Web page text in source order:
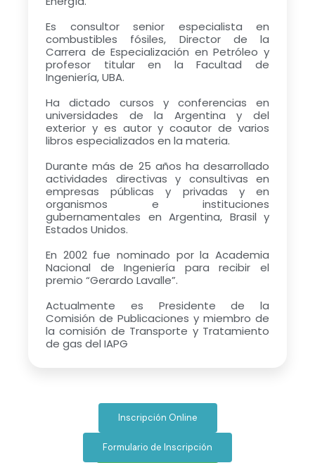
Es consultor senior especialista en
combustibles fósiles, Director de la
Carrera de Especialización en Petróleo y
profesor titular en la Facultad de
Ingeniería, UBA.
Ha dictado cursos y conferencias en
universidades de la Argentina y del
exterior y es autor y coautor de varios
libros especializados en la materia.
Durante más de 25 años ha desarrollado
actividades directivas y consultivas en
empresas públicas y privadas y en
organismos e instituciones
gubernamentales en Argentina, Brasil y
Estados Unidos.
En 2002 fue nominado por la Academia
Nacional de Ingeniería para recibir el
premio “Gerardo Lavalle”.
Actualmente es Presidente de la
Comisión de Publicaciones y miembro de
la comisión de Transporte y Tratamiento
de gas del IAPG
Inscripción Online
Formulario de Inscripción